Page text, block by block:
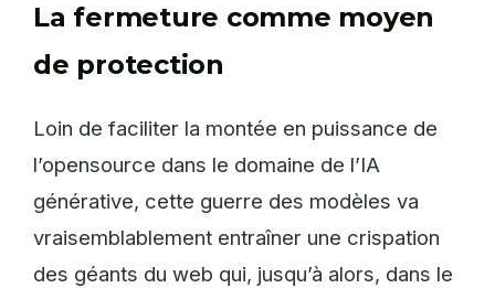
La fermeture comme moyen
de protection
Loin de faciliter la montée en puissance de
l’opensource dans le domaine de l’IA
générative, cette guerre des modèles va
vraisemblablement entraîner une crispation
des géants du web qui, jusqu’à alors, dans le